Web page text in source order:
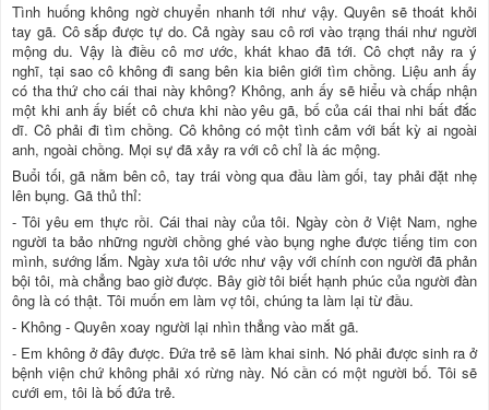
Tình huống không ngờ chuyển nhanh tới như vậy. Quyên sẽ thoát khỏi
tay gã. Cô sắp được tự do. Cả ngày sau cô rơi vào trạng thái như người
mộng du. Vậy là điều cô mơ ước, khát khao đã tới. Cô chợt nảy ra ý
nghĩ, tại sao cô không đi sang bên kia biên giới tìm chồng. Liệu anh ấy
có tha thứ cho cái thai này không? Không, anh ấy sẽ hiểu và chấp nhận
một khi anh ấy biết cô chưa khi nào yêu gã, bố của cái thai nhi bất đắc
dĩ. Cô phải đi tìm chồng. Cô không có một tình cảm với bất kỳ ai ngoài
anh, ngoài chồng. Mọi sự đã xảy ra với cô chỉ là ác mộng.
Buổi tối, gã nằm bên cô, tay trái vòng qua đầu làm gối, tay phải đặt nhẹ
lên bụng. Gã thủ thỉ:
- Tôi yêu em thực rồi. Cái thai này của tôi. Ngày còn ở Việt Nam, nghe
người ta bảo những người chồng ghé vào bụng nghe được tiếng tim con
mình, sướng lắm. Ngày xưa tôi ước như vậy với chính con người đã phản
bội tôi, mà chẳng bao giờ được. Bây giờ tôi biết hạnh phúc của người đàn
ông là có thật. Tôi muốn em làm vợ tôi, chúng ta làm lại từ đầu.
- Không - Quyên xoay người lại nhìn thẳng vào mắt gã.
- Em không ở đây được. Đứa trẻ sẽ làm khai sinh. Nó phải được sinh ra ở
bệnh viện chứ không phải xó rừng này. Nó cần có một người bố. Tôi sẽ
cưới em, tôi là bố đứa trẻ.